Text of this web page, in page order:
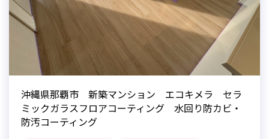
沖縄県那覇市 新築マンション エコキメラ セラ
ミックガラスフロアコーティング 水回り防カビ・
防汚コーティング